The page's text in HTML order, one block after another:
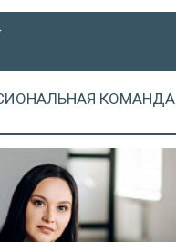
КОМАНДА